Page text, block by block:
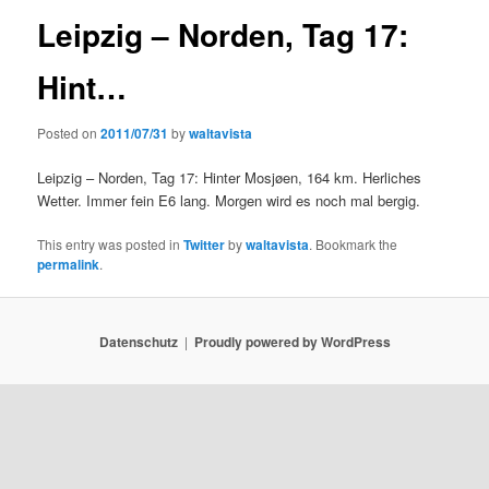
Leipzig – Norden, Tag 17:
Hint…
Posted on2011/07/31 bywaltavista
Leipzig – Norden, Tag 17: Hinter Mosjøen, 164 km. Herliches
Wetter. Immer fein E6 lang. Morgen wird es noch mal bergig.
This entry was posted inTwitterbywaltavista. Bookmark the
permalink.
Datenschutz Proudly powered by WordPress